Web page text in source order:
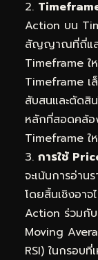
2.
Action บน
สัญญาณที่ถี่แ
Timeframe ใ
Timeframe เ
สับสนและตัดสิ
หลักที่สอดคล้อ
Timeframe ใ
3. การใช้
จะเน้นการอ่าน
โดยสิ้นเชิงอา
Action ร่วมกั
Moving
RSI) ในกรอบ